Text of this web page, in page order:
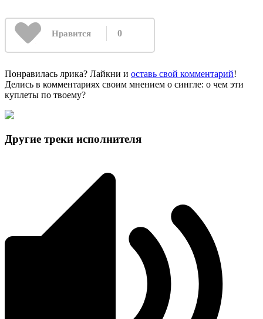
Нравится 0
Понравилась лрика? Лайкни и оставь свой комментарий!
Делись в комментариях своим мнением о сингле: о чем эти
куплеты по твоему?
Другие треки исполнителя